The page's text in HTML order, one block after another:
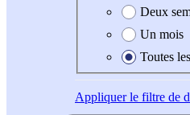
Deux
Un mois
Toutes
Appliquerle filtre de